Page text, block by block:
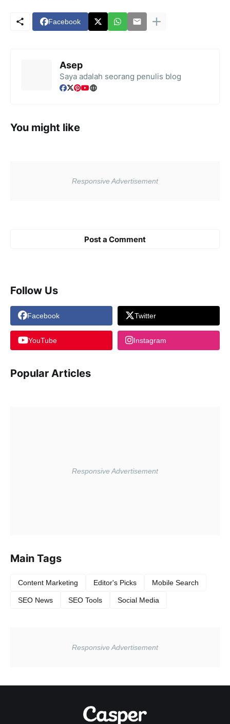
Facebook
Asep
Saya adalah seorang penulis blog
You might like
Post a Comment
Follow Us
Facebook Twitter
YouTube Instagram
Popular Articles
Main Tags
Content Marketing Editor's Picks Mobile Search
SEO News SEO Tools Social Media